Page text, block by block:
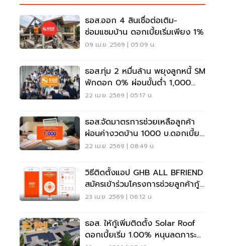
ธอส.ออก 4 สินเชื่อต่อเติม-
ซ่อมแซมบ้าน ดอกเบี้ยเริ่มเพียง 1%
09 เม.ย. 2569 | 05:09 น.
ธอส.ทุ่ม 2 หมื่นล้าน พยุงลูกหนี้ SM
พักดอก 0% ผ่อนขั้นต่ำ 1,000
บาท
22 เม.ย. 2569 | 05:17 น.
ธอส.จัดมาตรการช่วยเหลือลูกค้า
ผ่อนค่างวดบ้าน 1000 บ.ดอกเบี้ย
0 %นาน 3 เดือน
22 เม.ย. 2569 | 08:49 น.
วิธีติดตั้งแอป GHB ALL BFRIEND
สมัครเข้าร่วมโครงการช่วยลูกค้ากู้
บ้าน ผ่อนงวดละ 1,000 บาท
23 เม.ย. 2569 | 06:12 น.
ธอส. ให้กู้เพิ่มติดตั้ง Solar Roof
ดอกเบี้ยเริ่ม 1.00% หนุนลดภาระค่า